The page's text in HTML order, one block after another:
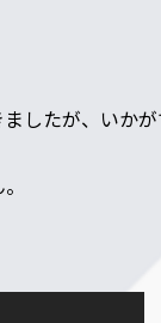
したが、いか